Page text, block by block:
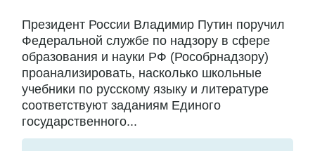
Президент России Владимир Путин поручил
Федеральной службе по надзору в сфере
образования и науки РФ (Рособрнадзору)
проанализировать, насколько школьные
учебники по русскому языку и литературе
соответствуют заданиям Единого
государственного...